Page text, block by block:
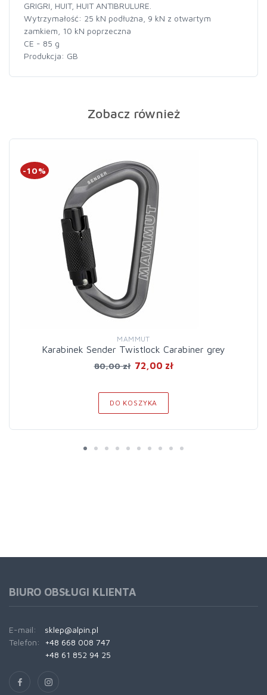
GRIGRI, HUIT, HUIT ANTIBRULURE.
Wytrzymałość: 25 kN podłużna, 9 kN z otwartym
zamkiem, 10 kN poprzeczna
CE - 85 g
Produkcja: GB
Zobacz również
-10%
MAMMUT
Karabinek Sender Twistlock Carabiner grey
80,00 zł 72,00 zł
DO KOSZYKA
BIURO OBSŁUGI KLIENTA
E-mail:
sklep@alpin.pl
Telefon:
+48 668 008 747
+48 61 852 94 25